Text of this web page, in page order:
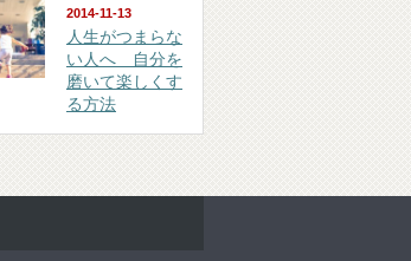
2014-11-13
人生がつまらな
い人へ 自分を
磨いて楽しくす
る方法